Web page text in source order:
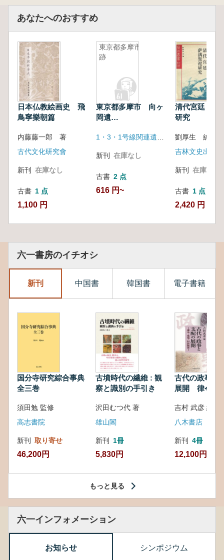
あなたへのおすすめ
日本仏教絵画史 飛
鳥寧樂朝篇
内藤藤一郎 著
古代文化研究會
新刊 在庫なし
古書 1 点
1,100 円
東京都多摩市 向ヶ岡遺
跡
東京都多摩市 向ヶ
岡遺
新刊 在庫なし
古書 2 点
616 円~
清代宮廷 薩
研究
劉厚生 編著
吉林文史出版
新刊 在庫なし
古書 1 点
2,420 円
六一書房のイチオシ
新刊 中国書 韓国書 電子書籍
国分寺研究綜合事典
全三巻
須田勉 監修
高志書院
新刊 取り寄せ
46,200円
古墳時代の繊維 : 観
察と識別の手引き
沢田むつ代 著
雄山閣
新刊 1冊
5,830円
古代の政事と
展開 律令・
吉村 武彦 編集
八木書店
新刊 4冊
12,100円
もっと見る
六一インフォメーション
お知らせ シンポジウム